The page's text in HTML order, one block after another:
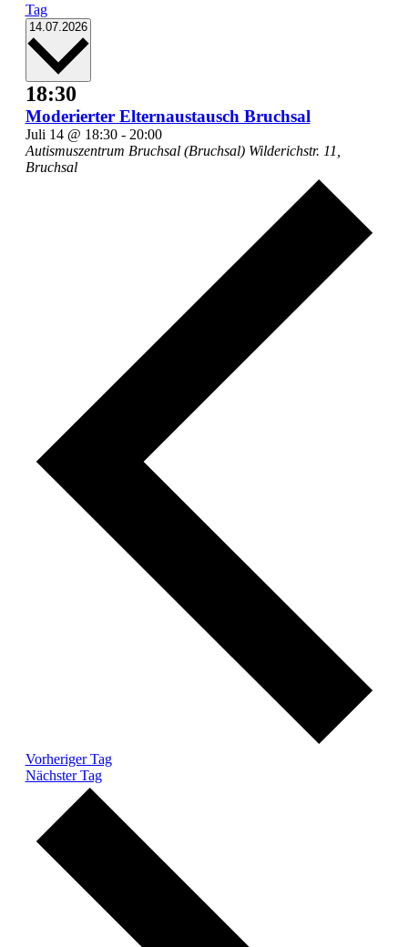
Tag
14.07.2026 Datum
18:30
Moderierter Elternaustausch Bruchsal
Juli 14 @ 18:30- 20:00
Autismuszentrum Bruchsal (Bruchsal) Wilderichstr. 11,
Bruchsal
Vorheriger Tag
Nächster Tag